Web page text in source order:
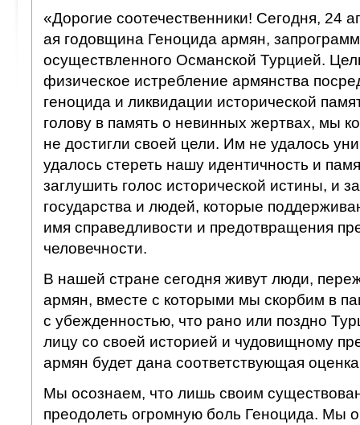
«Дорогие соотечественники! Сегодня, 24
ая годовщина Геноцида армян,
осуществленного Османской Турцией.
физическое истребление армянства
геноцида и ликвидации исторической
голову в память о невинных жертвах, мы
не достигли своей цели. Им не удалось
удалось стереть нашу идентичность и
заглушить голос исторической истины, и
государства и людей, которые
имя справедливости и предотвращения
человечности.
В нашей стране сегодня живут люди,
армян, вместе с которыми мы скорбим в
с убежденностью, что рано или поздно
лицу со своей историей и чудовищному
армян будет дана соответствующая
Мы осознаем, что лишь своим
преодолеть огромную боль Геноцида. Мы